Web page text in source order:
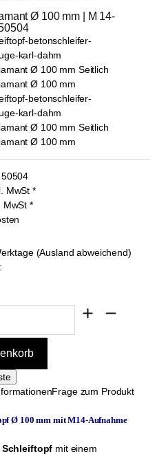
Ø 100 mm | M 14-
50504
MwSt *
MwSt *
(Ausland abweichend)
Frage zum Produkt
Ø 100 mm mit M14-Aufnahme
Schleiftopf mit einem